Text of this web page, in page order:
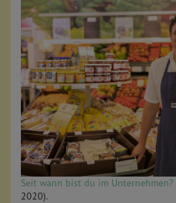
Seit wann bist du im Unternehmen?
2020).